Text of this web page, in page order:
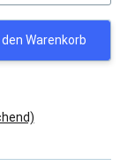
den Warenkorb